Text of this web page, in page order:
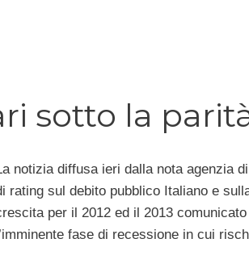
sotto la
notizia diffusa ieri dalla nota agenzia
rating sul debito pubblico Italiano e
per il 2012 ed il 2013
fase di recessione in cui